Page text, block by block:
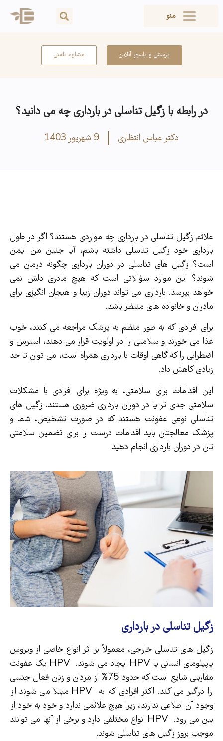
منو
پرسش و پاسخ آنلاین مشاوه تلفنی
در رابطه با زگیل تناسلی در بارداری چه می دانید؟
دکتر عباس انتظاری 9 شهریور 1403
علائم زگیل تناسلی در بارداری چه مواردی هستند؟ اگر در طول
بارداری خود زگیل تناسلی داشته باشم، آیا جنین من ایمن
است؟ زگیل های تناسلی در دوران بارداری چگونه درمان می
شوند؟ این موارد سؤالاتی است که هیچ مادری دلش نمی
خواهد بپرسد. بارداری می تواند دوران زیبا و هیجان انگیزی برای
مادران و خانواده های منتظر باشد.
برای افرادی که به طور منظم به پزشک مراجعه می کنند، خوب
غذا می خورند و سلامتی را در اولویت قرار می دهند، استرس و
اضطرابی را که گاهی اوقات با بارداری همراه است، می توان تا حد
زیادی کاهش داد.
این اقدامات برای سلامتی، به ویژه برای افرادی با مشکلات
سلامتی جدی تر یا در دوران بارداری ضروری هستند. زگیل های
تناسلی نوعی عفونت هستند که در صورت تشخیص، شما و
پزشک معالجتان باید اقدامات درست را برای تضمین سلامتی
تان در دوران بارداری انجام دهید.
زگیل تناسلی در بارداری
زگیل های تناسلی خارجی، معمولاً بر اثر انواع خاصی از ویروس
پاپیلومای انسانی یا HPV ایجاد می شوند. HPV یک عفونت
مقاربتی شایع است که حدود 75% از مردان و زنان فعال جنسی
را درگیر می کند. اکثر افرادی که به HPV مبتلا می شوند از
وجود آن اطلاعی ندارند، زیرا هیچ علائمی ندارد و خود به خود از
بین می رود. HPV انواع مختلفی دارد و برخی از آنها می توانند
موجب بروز زگیل های تناسلی شوند.